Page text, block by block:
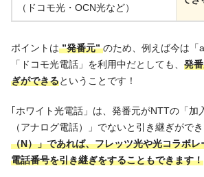
（ドコモ光・OCN光など）
ポイントは”発番元”のため、例えば今は「
「ドコモ光電話」を利用中だとしても、 発
ぎができるということです！
｢ホワイト光電話」は、発番元がNTTの「加
（アナログ電話）」でないと引き継ぎができ
（N）」であれば、フレッツ光や光コラボ
電話番号を引き継ぎをすることもできます！